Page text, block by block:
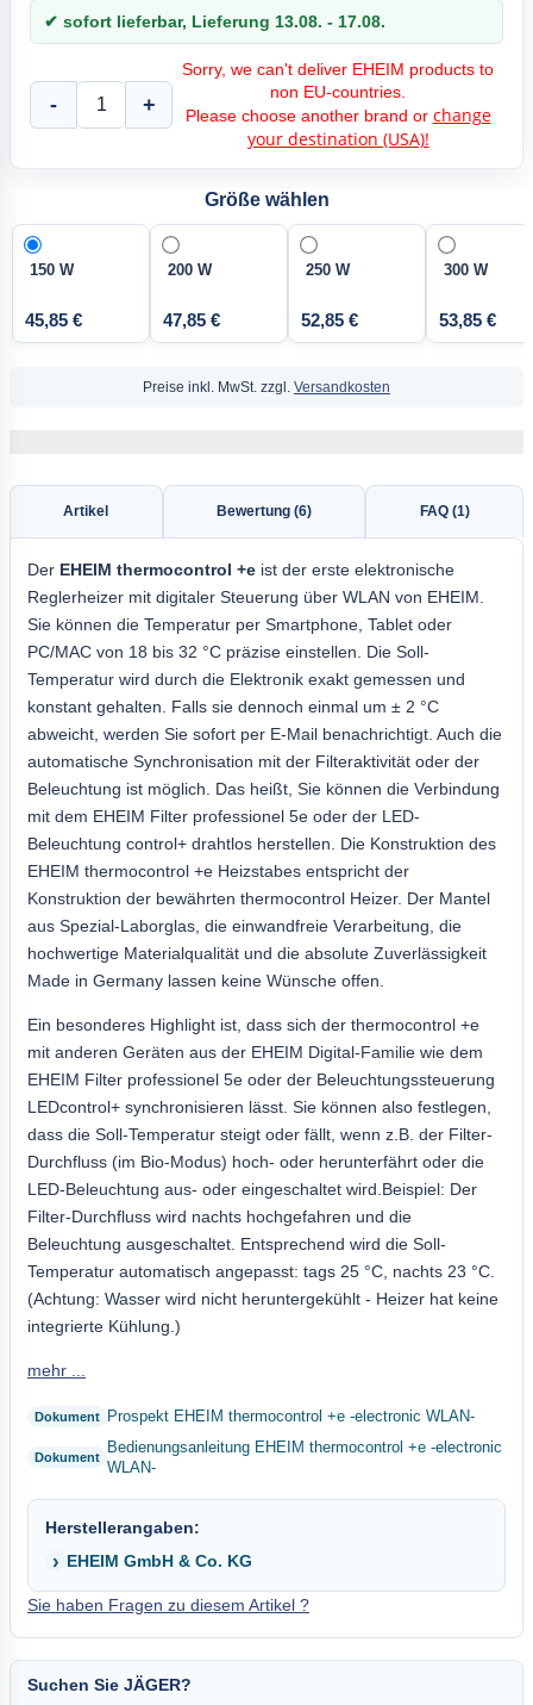
✔ sofort lieferbar, Lieferung 13.08. - 17.08.
- +
Sorry, we can't deliver EHEIM products to
non EU-countries.
Please choose another brand or change
your destination (USA)!
Größe wählen
150 W
45,85 €
200 W
47,85 €
250 W
52,85 €
300 W
53,85 €
Preise inkl. MwSt. zzgl. Versandkosten
Artikel Bewertung (6) FAQ (1)
Der EHEIM thermocontrol +e ist der erste elektronische
Reglerheizer mit digitaler Steuerung über WLAN von EHEIM.
Sie können die Temperatur per Smartphone, Tablet oder
PC/MAC von 18 bis 32 °C präzise einstellen. Die Soll-
Temperatur wird durch die Elektronik exakt gemessen und
konstant gehalten. Falls sie dennoch einmal um ± 2 °C
abweicht, werden Sie sofort per E-Mail benachrichtigt. Auch die
automatische Synchronisation mit der Filteraktivität oder der
Beleuchtung ist möglich. Das heißt, Sie können die Verbindung
mit dem EHEIM Filter professionel 5e oder der LED-
Beleuchtung control+ drahtlos herstellen. Die Konstruktion des
EHEIM thermocontrol +e Heizstabes entspricht der
Konstruktion der bewährten thermocontrol Heizer. Der Mantel
aus Spezial-Laborglas, die einwandfreie Verarbeitung, die
hochwertige Materialqualität und die absolute Zuverlässigkeit
Made in Germany lassen keine Wünsche offen.
Ein besonderes Highlight ist, dass sich der thermocontrol +e
mit anderen Geräten aus der EHEIM Digital-Familie wie dem
EHEIM Filter professionel 5e oder der Beleuchtungssteuerung
LEDcontrol+ synchronisieren lässt. Sie können also festlegen,
dass die Soll-Temperatur steigt oder fällt, wenn z.B. der Filter-
Durchfluss (im Bio-Modus) hoch- oder herunterfährt oder die
LED-Beleuchtung aus- oder eingeschaltet wird.Beispiel: Der
Filter-Durchfluss wird nachts hochgefahren und die
Beleuchtung ausgeschaltet. Entsprechend wird die Soll-
Temperatur automatisch angepasst: tags 25 °C, nachts 23 °C.
(Achtung: Wasser wird nicht heruntergekühlt - Heizer hat keine
integrierte Kühlung.)
mehr ...
Prospekt EHEIM thermocontrol +e -electronic WLAN-
Bedienungsanleitung EHEIM thermocontrol +e -electronic
WLAN-
Herstellerangaben:
EHEIM GmbH & Co. KG
Sie haben Fragen zu diesem Artikel ?
Suchen Sie JÄGER?